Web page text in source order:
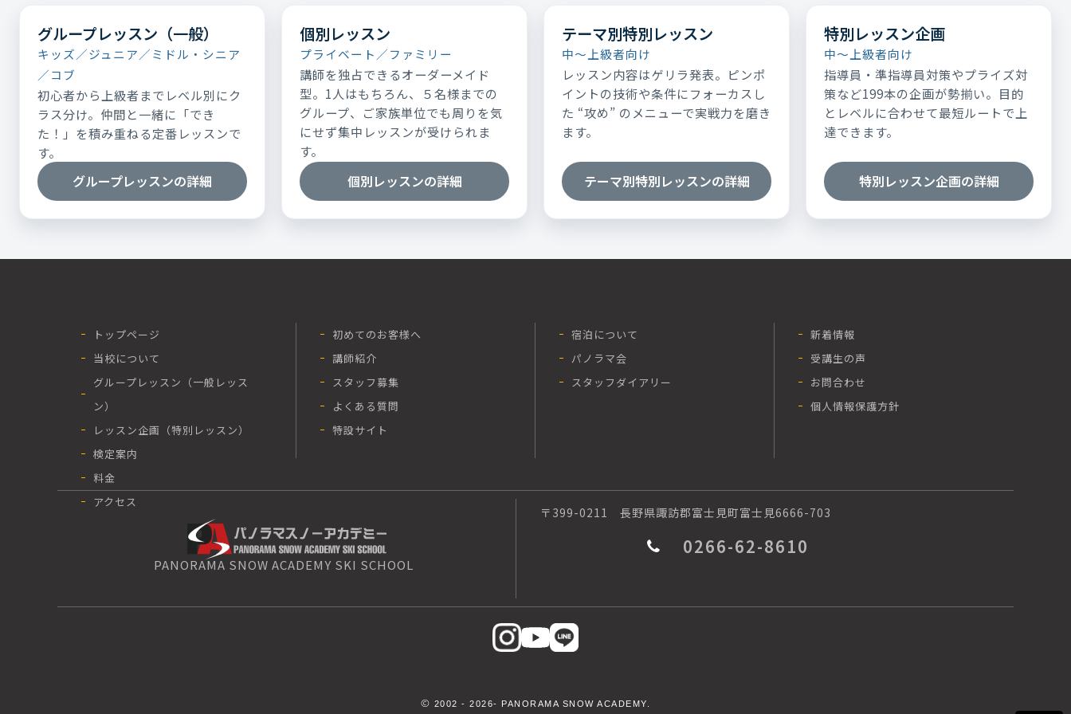
グループレッスン（一般）
キッズ／ジュニア／ミドル・シニア
／コブ
初心者から上級者までレベル別にク
ラス分け。仲間と一緒に「でき
た！」を積み重ねる定番レッスンで
す。
グループレッスンの詳細
個別レッスン
プライベート／ファミリー
講師を独占できるオーダーメイド
型。1人はもちろん、５名様までの
グループ、ご家族単位でも周りを気
にせず集中レッスンが受けられま
す。
個別レッスンの詳細
テーマ別特別レッスン
中～上級者向け
レッスン内容はゲリラ発表。ピンポ
イントの技術や条件にフォーカスし
た “攻め” のメニューで実戦力を磨き
ます。
テーマ別特別レッスンの詳細
特別レッスン企画
中～上級者向け
指導員・準指導員対策やプライズ対
策など199本の企画が勢揃い。目的
とレベルに合わせて最短ルートで上
達できます。
特別レッスン企画の詳細
トップページ
当校について
グループレッスン（一般レッス
ン）
レッスン企画（特別レッスン）
検定案内
料金
アクセス
初めてのお客様へ
講師紹介
スタッフ募集
よくある質問
特設サイト
宿泊について
パノラマ会
スタッフダイアリー
新着情報
受講生の声
お問合わせ
個人情報保護方針
PANORAMA SNOW ACADEMY SKI SCHOOL
〒399-0211 長野県諏訪郡富士見町富士見6666-703
0266-62-8610
© 2002 -2026- PANORAMA SNOW ACADEMY.